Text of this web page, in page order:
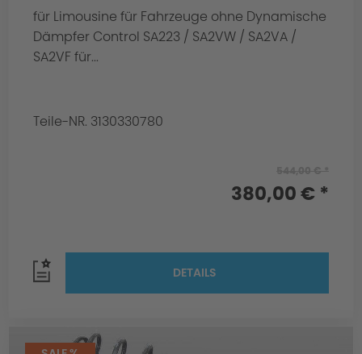
für Limousine für Fahrzeuge ohne Dynamische
Dämpfer Control SA223 / SA2VW / SA2VA /
SA2VF für...
Teile-NR. 3130330780
380,00 € *
DETAILS